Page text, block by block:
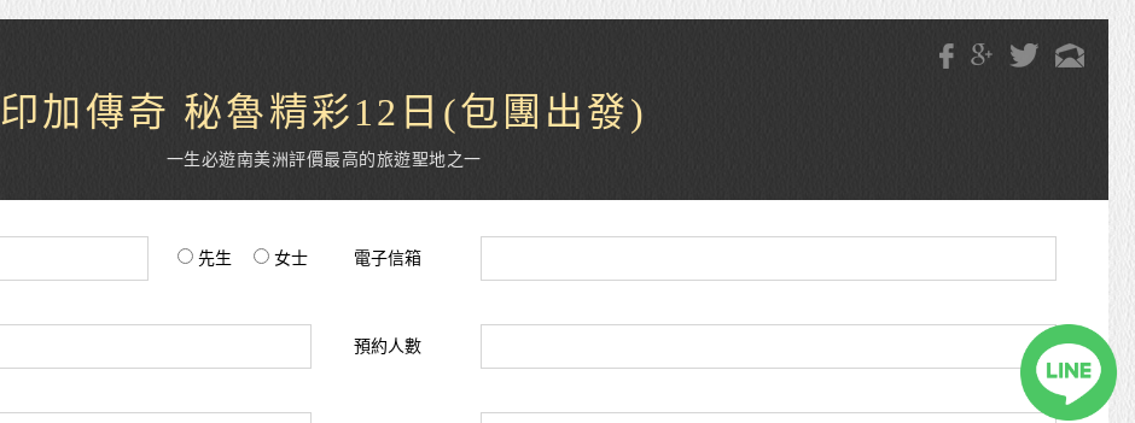
印加傳奇 秘魯精彩12日(包團出發)
一生必遊南美洲評價最高的旅遊聖地之一
先生 女士 電子信箱
預約人數